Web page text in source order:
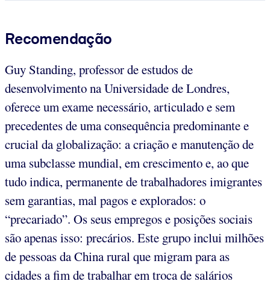
Recomendação
Guy Standing, professor de estudos de
desenvolvimento na Universidade de Londres,
oferece um exame necessário, articulado e sem
precedentes de uma consequência predominante e
crucial da globalização: a criação e manutenção de
uma subclasse mundial, em crescimento e, ao que
tudo indica, permanente de trabalhadores imigrantes
sem garantias, mal pagos e explorados: o
“precariado”. Os seus empregos e posições sociais
são apenas isso: precários. Este grupo inclui milhões
de pessoas da China rural que migram para as
cidades a fim de trabalhar em troca de salários